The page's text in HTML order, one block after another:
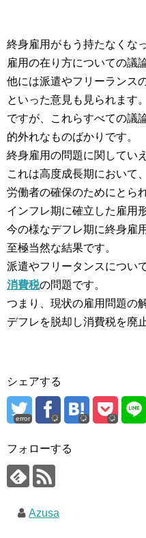
終身雇用がもう持たなくな
雇用の在り方についての議
他には派遣やフリーランス
といった意見も見られます。
ですが、これらすべての議論
的外れなものばかりです。
終身雇用の問題に関していえ
これは高度成長期において、
労働者の確保のためにとら
インフレ期に確立した雇用
今の様なデフレ期に終身雇
至極当然な結果です。
派遣やフリータンスについて
消費税の問題です。
つまり、現状の雇用問題の
デフレを脱却し消費税を廃
シェアする
error
フォローする
Azusa